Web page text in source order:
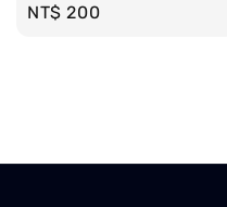
Regular
NT$ 200